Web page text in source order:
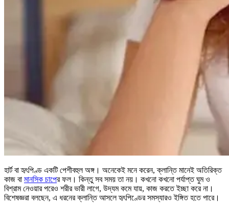
হার্ট বা হৃৎপিণ্ড একটি পেশীবহুল অঙ্গ। অনেকেই মনে করেন, ক্লান্তি মানেই অতিরিক্ত
কাজ বা মানসিক চাপের ফল। কিন্তু সব সময় তা নয়। কখনো কখনো পর্যাপ্ত ঘুম ও
বিশ্রাম নেওয়ার পরেও শরীর ভারী লাগে, উদ্যম কমে যায়, কাজ করতে ইচ্ছা করে না।
বিশেষজ্ঞরা বলছেন, এ ধরনের ক্লান্তি আসলে হৃৎপিণ্ডের সমস্যারও ইঙ্গিত হতে পারে।